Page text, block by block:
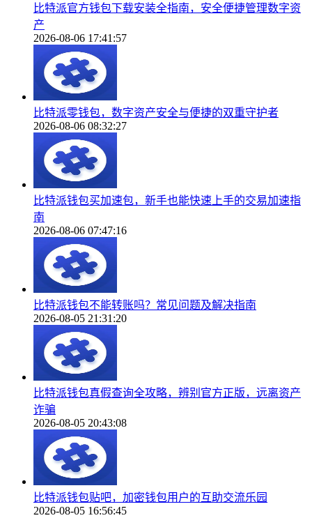
比特派官方钱包下载安装全指南，安全便捷管理数字资
产
2026-08-06 17:41:57
比特派零钱包，数字资产安全与便捷的双重守护者
2026-08-06 08:32:27
比特派钱包买加速包，新手也能快速上手的交易加速指
南
2026-08-06 07:47:16
比特派钱包不能转账吗？常见问题及解决指南
2026-08-05 21:31:20
比特派钱包真假查询全攻略，辨别官方正版，远离资产
诈骗
2026-08-05 20:43:08
比特派钱包贴吧，加密钱包用户的互助交流乐园
2026-08-05 16:56:45